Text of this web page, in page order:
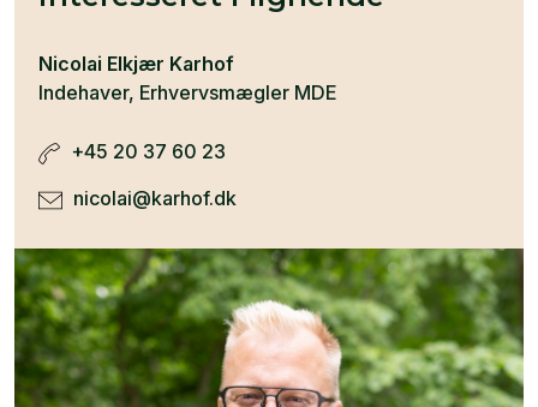
Nicolai Elkjær Karhof
Indehaver, Erhvervsmægler MDE
+45 20 37 60 23
nicolai@karhof.dk